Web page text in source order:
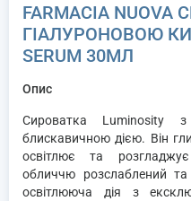
FARMACIA
ГІАЛУРОНОВОЮ
SERUM 30МЛ
Опис
Сироватка Luminosity
блискавичною дією. Він
освітлює та
обличчю розслаблений
освітлююча дія з